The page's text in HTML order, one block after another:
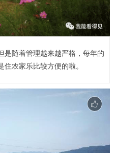
是随着管理越来越严格，每年的
农家乐比较方便的啦。